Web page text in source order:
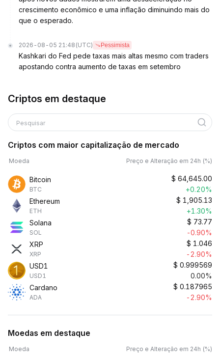
crescimento econômico e uma inflação diminuindo mais do
que o esperado.
2026-08-05 21:48 (UTC) Pessimista
Kashkari do Fed pede taxas mais altas mesmo com traders
apostando contra aumento de taxas em setembro
Criptos em destaque
Pesquisar
Criptos com maior capitalização de mercado
Moeda Preço e Alteração em 24h (%)
Bitcoin
BTC
$ 64,645.00
+0.20%
Ethereum
ETH
$ 1,905.13
+1.30%
Solana
SOL
$ 73.77
-0.90%
XRP
XRP
$ 1.046
-2.90%
USD1
USD1
$ 0.999569
0.00%
Cardano
ADA
$ 0.187965
-2.90%
Moedas em destaque
Moeda Preço e Alteração em 24h (%)